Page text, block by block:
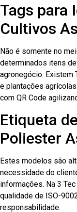
Tags para
Cultivos
Não é somente no
determinados itens
agronegócio. Existem
e plantações
com QR Code
Etiqueta
Poliester
Estes modelos são
necessidade do
informações. Na 3
qualidade de ISO-
responsabilidade.